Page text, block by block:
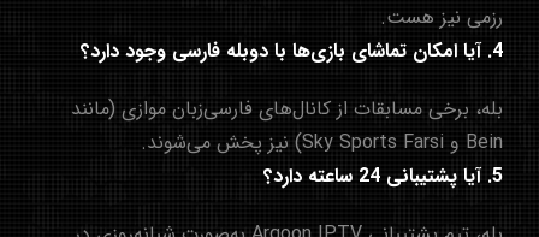
رزمی نیز هست.
4. آیا امکان تماشای بازی‌ها با
دوبله فارسی وجود دارد؟
بله، برخی مسابقات از کانال‌های فارسی‌زبان موازی (مانند
Bein و
Sky Sports Farsi) نیز پخش می‌شوند.
5. آیا پشتیبانی 24 ساعته دارد؟